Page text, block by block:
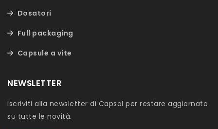
Dosatori
Full packaging
Capsule a vite
NEWSLETTER
Iscriviti alla newsletter di Capsol per restare aggiornato
su tutte le novità.